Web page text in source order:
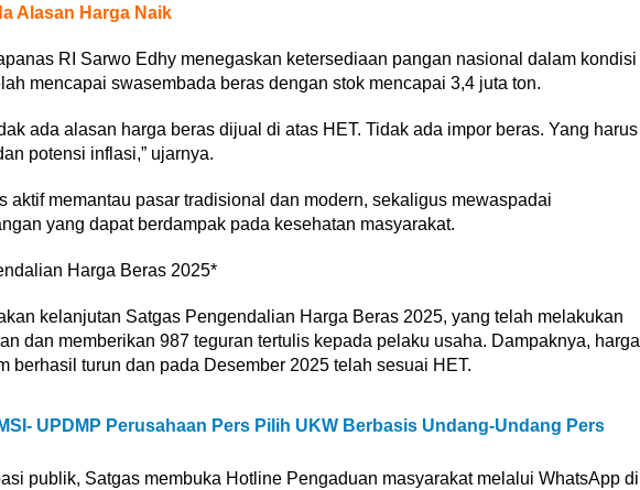
Alasan Harga Naik
RI Sarwo Edhy menegaskan ketersediaan pangan nasional dalam kondisi
mencapai swasembada beras dengan stok mencapai 3,4 juta ton.
ada alasan harga beras dijual di atas HET. Tidak ada impor beras. Yang harus
potensi inflasi,” ujarnya.
aktif memantau pasar tradisional dan modern, sekaligus mewaspadai
yang dapat berdampak pada kesehatan masyarakat.
Harga Beras 2025*
kelanjutan Satgas Pengendalian Harga Beras 2025, yang telah melakukan
dan memberikan 987 teguran tertulis kepada pelaku usaha. Dampaknya, harga
berhasil turun dan pada Desember 2025 telah sesuai HET.
UPDMP Perusahaan Pers Pilih UKW Berbasis Undang-Undang Pers
publik, Satgas membuka Hotline Pengaduan masyarakat melalui WhatsApp di